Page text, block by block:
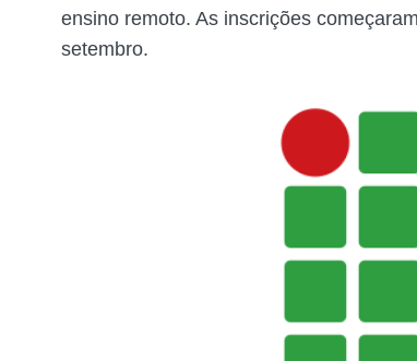
ensino remoto. As inscrições
setembro.